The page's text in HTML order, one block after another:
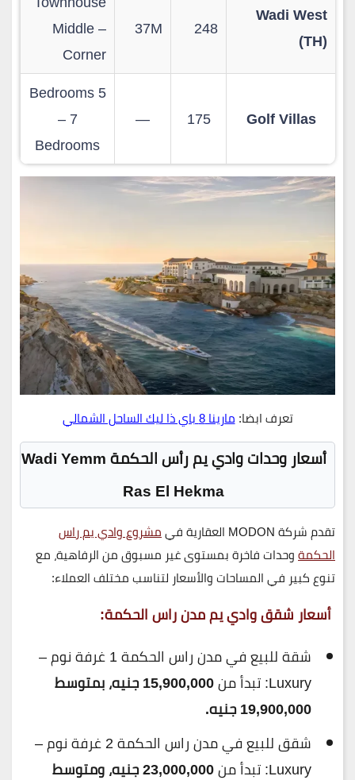
Wadi West
(TH)
248
37M
Middle –
Corner
Golf Villas
175
—
5 Bedrooms
– 7
Bedrooms
تعرف ابضا:مارينا 8 باي ذا ليك الساحل الشمالي
أسعار وحدات وادي يم رأس الحكمة Wadi Yemm
Ras El Hekma
تقدم شركة MODON العقارية في
مشروع وادي يم راس
الحكمةوحدات فاخرة بمستوى غير مسبوق من الرفاهية، مع
تنوع كبير في المساحات والأسعار لتناسب مختلف العملاء:
أسعار شقق وادي يم مدن راس الحكمة:
شقة للبيع في مدن راس الحكمة 1 غرفة نوم –
Luxury: تبدأ من
15,900,000 جنيه، بمتوسط
19,900,000 جنيه.
شقق للبيع في مدن راس الحكمة 2 غرفة نوم –
Luxury: تبدأ من
23,000,000 جنيه، ومتوسط